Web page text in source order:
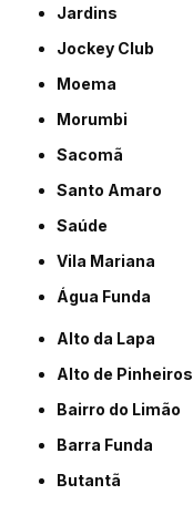
Jardins
Jockey Club
Moema
Morumbi
Sacomã
Santo Amaro
Saúde
Vila Mariana
Água Funda
Alto da Lapa
Alto de Pinheiros
Bairro do Limão
Barra Funda
Butantã